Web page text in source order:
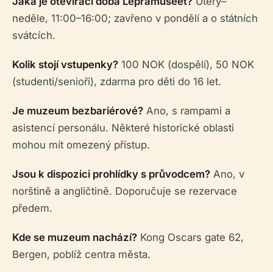
neděle, 11:00–16:00; zavřeno v pondělí a o státních
svátcích.
Kolik stojí vstupenky? 100 NOK (dospělí), 50 NOK
(studenti/senioři), zdarma pro děti do 16 let.
Je muzeum bezbariérové? Ano, s rampami a
asistencí personálu. Některé historické oblasti
mohou mít omezený přístup.
Jsou k dispozici prohlídky s průvodcem? Ano, v
norštině a angličtině. Doporučuje se rezervace
předem.
Kde se muzeum nachází? Kong Oscars gate 62,
Bergen, poblíž centra města.